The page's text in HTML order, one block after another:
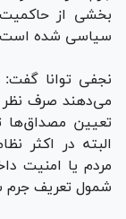
بخشی از
سیاسی شده
نجفی توانا
می‌دهند صرف نظر
تعیین مصداق‌ها
البته در اکثر
مردم یا امنیت
شمول تعریف